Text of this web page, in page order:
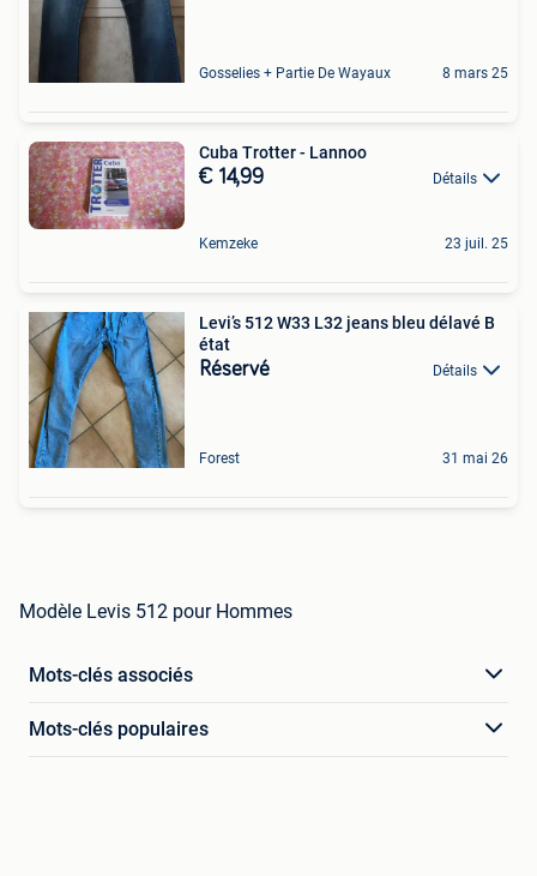
Gosselies + Partie De Wayaux 8 mars 25
Cuba Trotter - Lannoo
€ 14,99 Détails
Kemzeke 23 juil. 25
Levi’s 512 W33 L32 jeans bleu délavé B
état
Réservé Détails
Forest 31 mai 26
Modèle Levis 512 pour Hommes
Mots-clés associés
Mots-clés populaires